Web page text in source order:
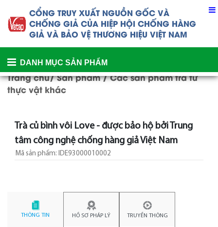
CỔNG TRUY XUẤT NGUỒN GỐC VÀ
CHỐNG GIẢ CỦA HIỆP HỘI CHỐNG HÀNG
GIẢ VÀ BẢO VỆ THƯƠNG HIỆU VIỆT NAM
DANH MỤC SẢN PHẨM
Trang chủ/Sản phẩm/Các sản phẩm trà từ
thực vật khác
Trà củ bình vôi Love - được bảo hộ bởi Trung
tâm công nghệ chống hàng giả Việt Nam
THÔNG TIN HỒ SƠ PHÁP LÝ TRUYỀN THÔNG